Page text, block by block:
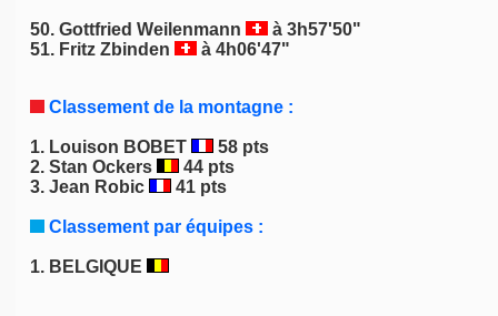
50. Gottfried Weilenmann
à 3h57'50"
51. Fritz Zbinden
à 4h06'47"
Classement de la montagne :
1. Louison BOBET
58 pts
2. Stan Ockers
44 pts
3. Jean Robic 41 pts
Classement par équipes :
1. BELGIQUE